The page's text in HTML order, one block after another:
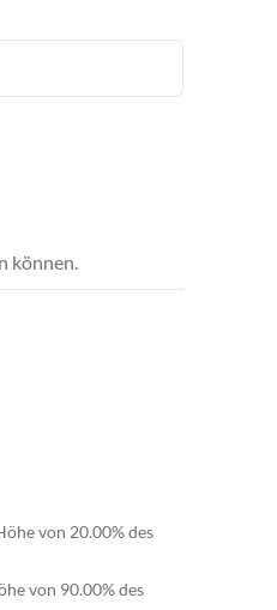
können.
von 20.00% des
von 90.00% des